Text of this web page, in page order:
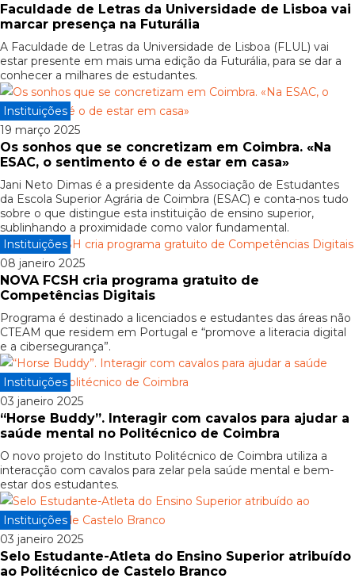
Faculdade de Letras da Universidade de Lisboa vai
marcar presença na Futurália
A Faculdade de Letras da Universidade de Lisboa (FLUL) vai
estar presente em mais uma edição da Futurália, para se dar a
conhecer a milhares de estudantes.
Instituições
19 março 2025
Os sonhos que se concretizam em Coimbra. «Na
ESAC, o sentimento é o de estar em casa»
Jani Neto Dimas é a presidente da Associação de Estudantes
da Escola Superior Agrária de Coimbra (ESAC) e conta-nos tudo
sobre o que distingue esta instituição de ensino superior,
sublinhando a proximidade como valor fundamental.
Instituições
08 janeiro 2025
NOVA FCSH cria programa gratuito de
Competências Digitais
Programa é destinado a licenciados e estudantes das áreas não
CTEAM que residem em Portugal e “promove a literacia digital
e a cibersegurança”.
Instituições
03 janeiro 2025
“Horse Buddy”. Interagir com cavalos para ajudar a
saúde mental no Politécnico de Coimbra
O novo projeto do Instituto Politécnico de Coimbra utiliza a
interacção com cavalos para zelar pela saúde mental e bem-
estar dos estudantes.
Instituições
03 janeiro 2025
Selo Estudante-Atleta do Ensino Superior atribuído
ao Politécnico de Castelo Branco